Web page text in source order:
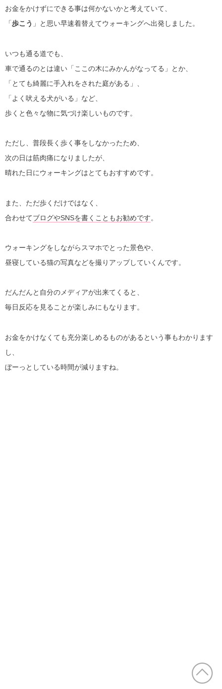
お金をかけずにできる事は何かないかと考えていて、
「歩こう 」と思い早速着替えてウォーキングへ出発しました。
いつも通る道でも、
車で通るのとは違い「ここの木にみかんがなってる」とか、
「とても綺麗に手入れをされた庭がある」、
「よく吠える犬がいる」など、
歩くと色々な物に気づけ楽しいものです。
ただし、普段長く歩く事をしなかったため、
次の日は筋肉痛になりましたが、
晴れた日にウォーキングはとてもおすすめです。
また、ただ歩くだけではなく、
合わせてブログやSNSを書くこともお勧めです。
ウォーキングをしながらスマホでとった景色や、
昼寝している猫の写真などを撮りアップしていくんです。
だんだんと自分のメディアが出来てくると、
毎日反応を見ることが楽しみにもなります。
お金をかけなくても充分楽しめるものがあるという事もわかります
し、
ぼーっとしている時間が減りますね。